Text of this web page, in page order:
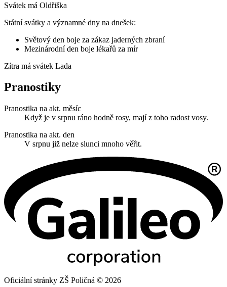
Svátek má Oldřiška
Státní svátky a významné dny na dnešek:
Světový den boje za zákaz jaderných zbraní
Mezinárodní den boje lékařů za mír
Zítra má svátek Lada
Pranostiky
Pranostika na akt. měsíc
Když je v srpnu ráno hodně rosy, mají z toho radost vosy.
Pranostika na akt. den
V srpnu již nelze slunci mnoho věřit.
Oficiální stránky ZŠ Poličná © 2026